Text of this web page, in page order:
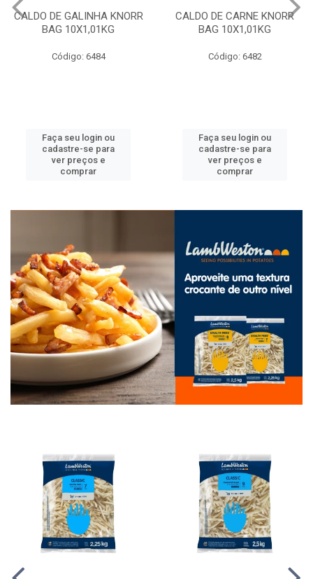
CALDO DE GALINHA KNORR
BAG 10X1,01KG
Código: 6484
Faça seu login ou
cadastre-se para
ver preços e
comprar
CALDO DE CARNE KNORR
BAG 10X1,01KG
Código: 6482
Faça seu login ou
cadastre-se para
ver preços e
comprar